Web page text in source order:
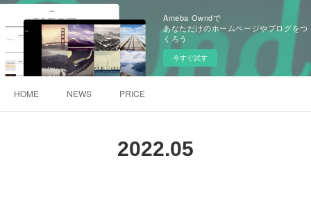
Ameba Owndで
あなただけのホームページやブログをつ
くろう
今すぐ試す
HOME NEWS PRICE
2022.05